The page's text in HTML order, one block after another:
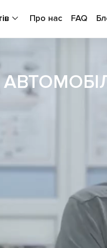
Про нас FAQ